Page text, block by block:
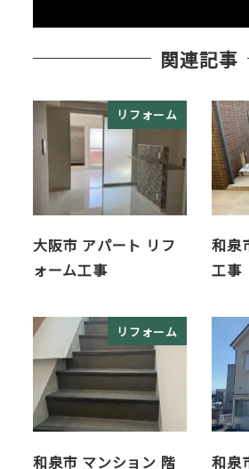
関連記事
リフォーム
大阪市 アパート リフ
ォーム工事
和泉
工事
リフォーム
和泉市 マンション 階 和泉